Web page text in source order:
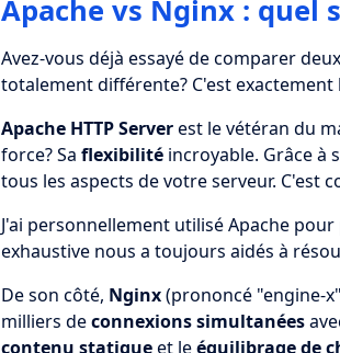
Apache vs Nginx :
Avez-vous déjà essayé de comparer
totalement différente? C'est exactement
Apache HTTP Serverest le vétéran du
force? Sa flexibilité incroyable. Grâce à
tous les aspects de votre serveur. C'est
J'ai personnellement utilisé Apache
exhaustive nous a toujours aidés à
De son côté, Nginx(prononcé "engine-
milliers deconnexions simultanées
contenu statiqueet leéquilibrage de